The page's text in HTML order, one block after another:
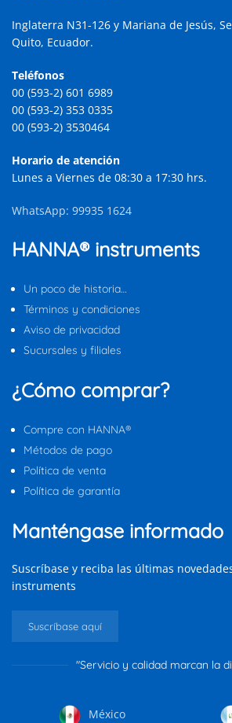
Inglaterra N31-126 y Mariana de Jesús,
Quito, Ecuador.
Teléfonos
00 (593-2) 601 6989
00 (593-2) 353 0335
00 (593-2) 3530464
Horario de atención
Lunes a Viernes de 08:30 a 17:30 hrs.
WhatsApp: 99935 1624
HANNA® instruments
Un poco de historia…
Términos y condiciones
Aviso de privacidad
Sucursales y filiales
¿Cómo comprar?
Compre con HANNA®
Métodos de pago
Política de venta
Política de garantía
Manténgase informado
Suscríbase y reciba las últimas
instruments
Suscríbase aquí
"Servicio y calidad marcan la
México